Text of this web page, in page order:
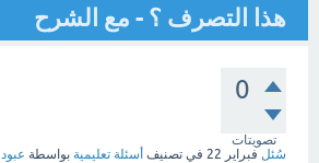
هذا التصرف ؟ - مع الشرح
0
تصويتات
سُئل فبراير 22 في تصنيف أسئلة تعليمية بواسطة عبود